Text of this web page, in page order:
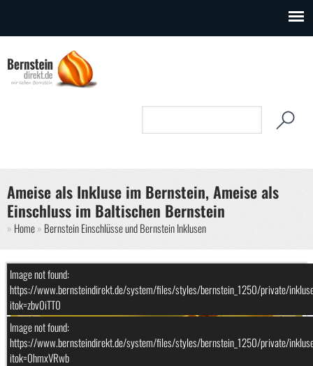
Ameise als Inkluse im Bernstein, Ameise als
Einschluss im Baltischen Bernstein
Sie sind hier
Home Bernstein Einschlüsse und Bernstein Inklusen
Image not found:
https://www.bernsteindirekt.de/system/files/styles/bernstein_1250/private/
itok=zbv0iTT0
Image not found:
https://www.bernsteindirekt.de/system/files/styles/bernstein_1250/private/
itok=0hmxVRwb